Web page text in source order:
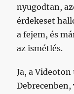
nyugodtan,
érdekeset
a fejem, és
az ismétlés.
Ja, a